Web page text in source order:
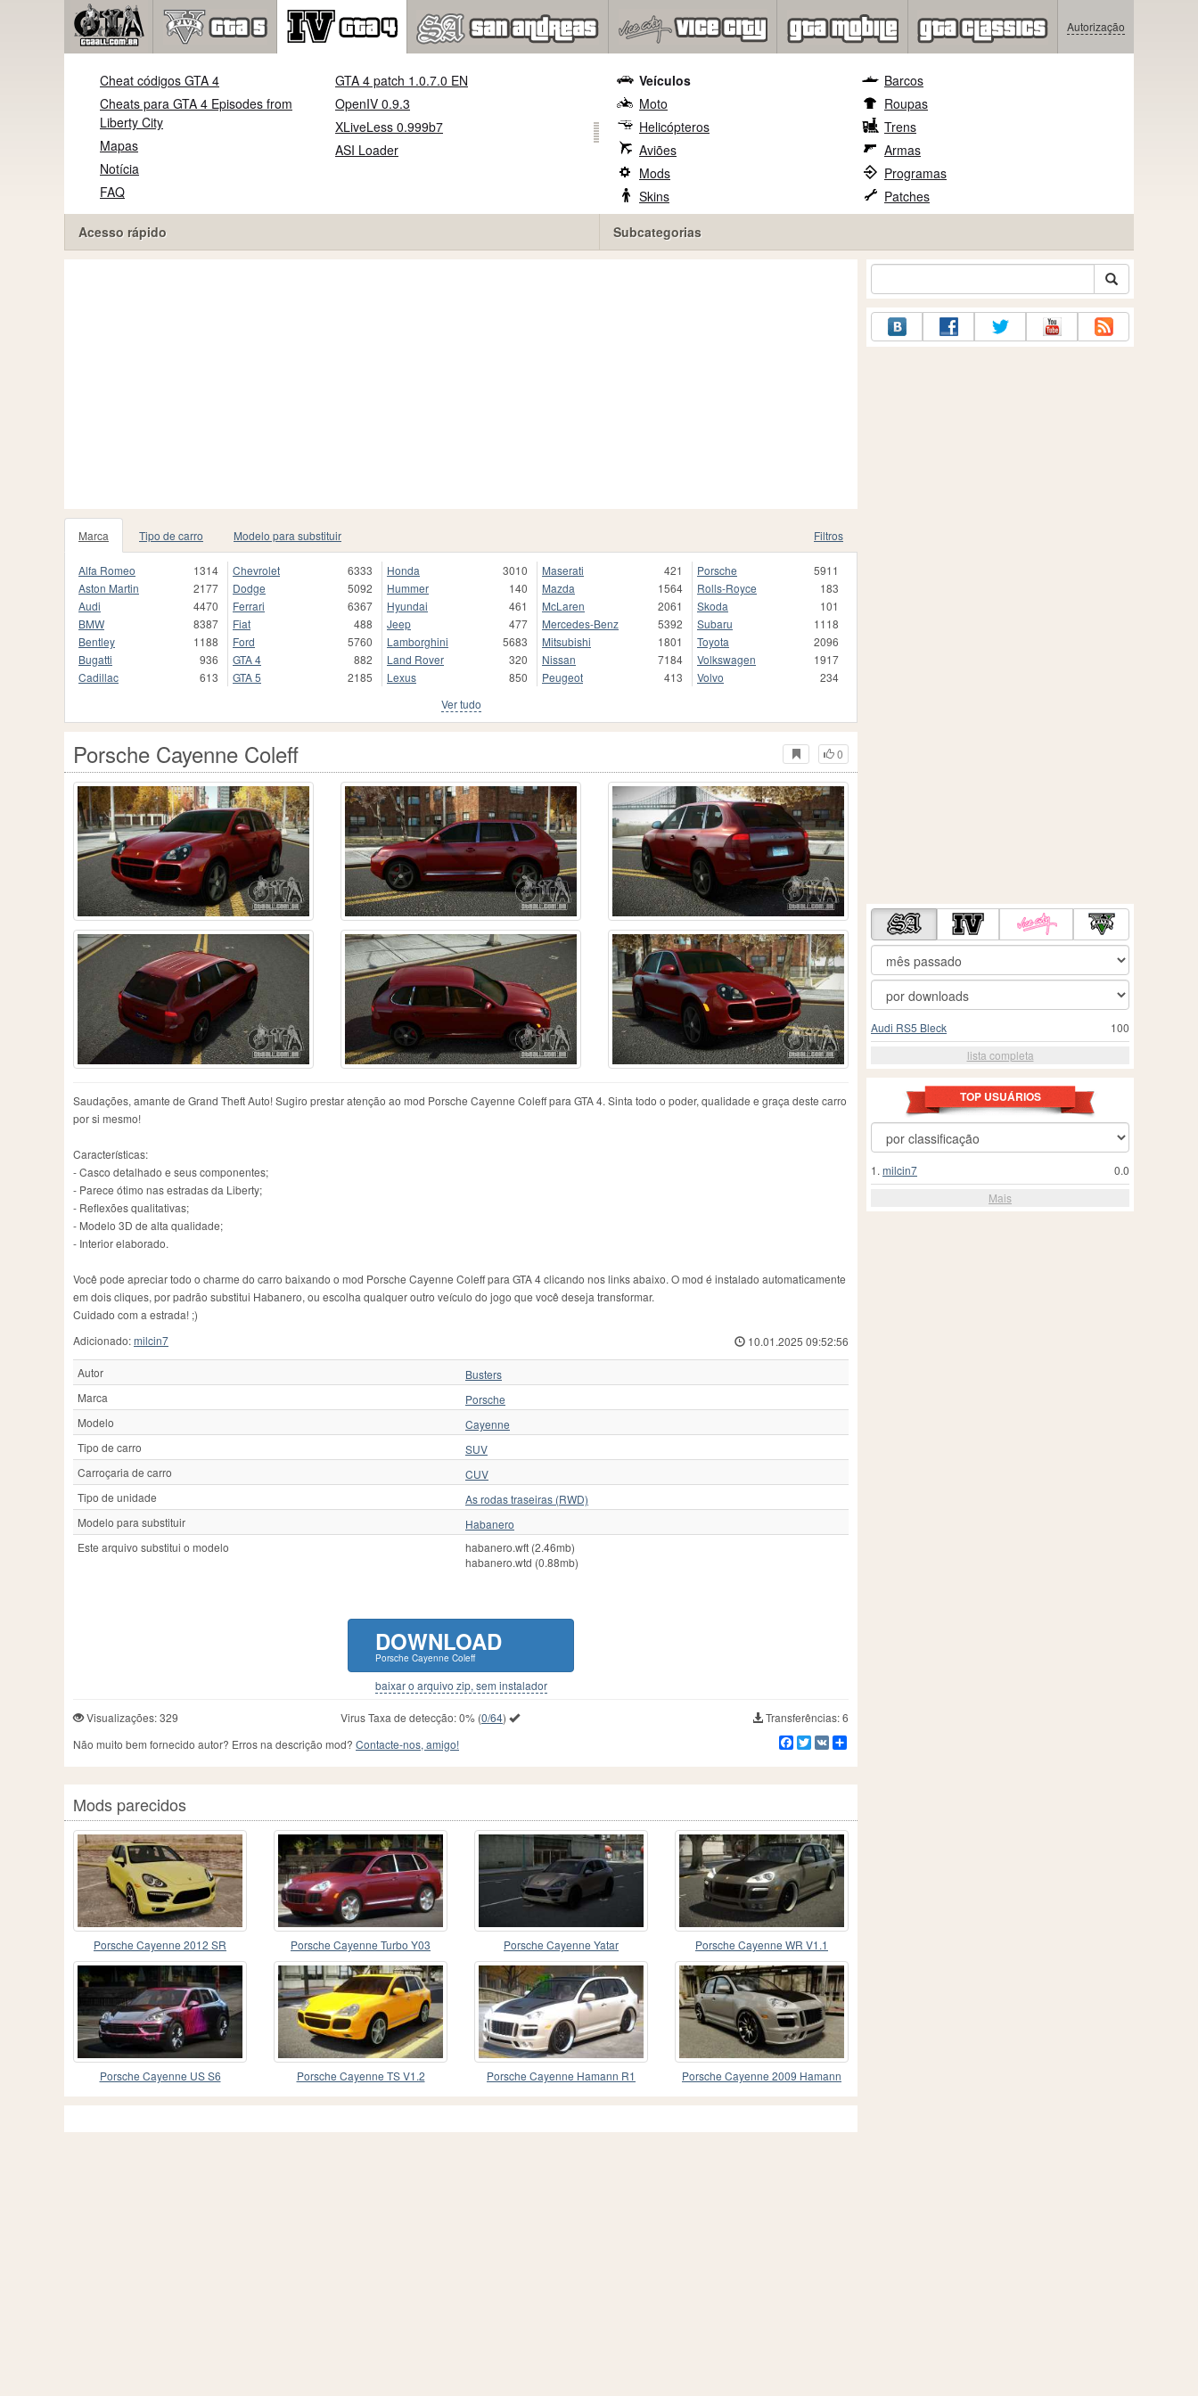
Autorização
Cheat códigos GTA 4
Cheats para GTA 4 Episodes from
Liberty City
Mapas
Notícia
FAQ
GTA 4 patch 1.0.7.0 EN
OpenIV 0.9.3
XLiveLess 0.999b7
ASI Loader
Acesso rápido
Veículos
Moto
Helicópteros
Aviões
Mods
Skins
Barcos
Roupas
Trens
Armas
Programas
Patches
Subcategorias
Marca Tipo de carro Modelo para substituir Filtros
Alfa Romeo
1314
Aston Martin
2177
Audi
4470
BMW
8387
Bentley
1188
Bugatti
936
Cadillac
613
Chevrolet
6333
Dodge
5092
Ferrari
6367
Fiat
488
Ford
5760
GTA 4
882
GTA 5
2185
Honda
3010
Hummer
140
Hyundai
461
Jeep
477
Lamborghini
5683
Land Rover
320
Lexus
850
Maserati
421
Mazda
1564
McLaren
2061
Mercedes-Benz
5392
Mitsubishi
1801
Nissan
7184
Peugeot
413
Porsche
5911
Rolls-Royce
183
Skoda
101
Subaru
1118
Toyota
2096
Volkswagen
1917
Volvo
234
Ver tudo
0
Porsche Cayenne Coleff
Saudações, amante de Grand Theft Auto! Sugiro prestar atenção ao mod Porsche Cayenne Coleff para GTA 4. Sinta todo o poder, qualidade e graça deste carro
por si mesmo!
Características:
- Casco detalhado e seus componentes;
- Parece ótimo nas estradas da Liberty;
- Reflexões qualitativas;
- Modelo 3D de alta qualidade;
- Interior elaborado.
Você pode apreciar todo o charme do carro baixando o mod Porsche Cayenne Coleff para GTA 4 clicando nos links abaixo. O mod é instalado automaticamente
em dois cliques, por padrão substitui Habanero, ou escolha qualquer outro veículo do jogo que você deseja transformar.
Cuidado com a estrada! ;)
Adicionado:milcin7 10.01.2025 09:52:56
Autor
Busters
Marca
Porsche
Modelo
Cayenne
Tipo de carro
SUV
Carroçaria de carro
CUV
Tipo de unidade
As rodas traseiras (RWD)
Modelo para substituir
Habanero
Este arquivo substitui o modelo
habanero.wft (2.46mb)
habanero.wtd (0.88mb)
DOWNLOAD
Porsche Cayenne Coleff
baixar o arquivo zip, sem instalador
Visualizações: 329 Virus Taxa de detecção:0%(0/64)
Transferências: 6
Não muito bem fornecido autor? Erros na descrição mod? Contacte-nos, amigo! Facebook
Twitter
VK
Mods parecidos
Porsche Cayenne 2012 SR Porsche Cayenne Turbo Y03 Porsche Cayenne Yatar Porsche Cayenne WR V1.1
Porsche Cayenne US S6 Porsche Cayenne TS V1.2 Porsche Cayenne Hamann R1 Porsche Cayenne 2009 Hamann
100
Audi RS5 Bleck
lista completa
TOP USUÁRIOS
0.0
1. milcin7
Mais